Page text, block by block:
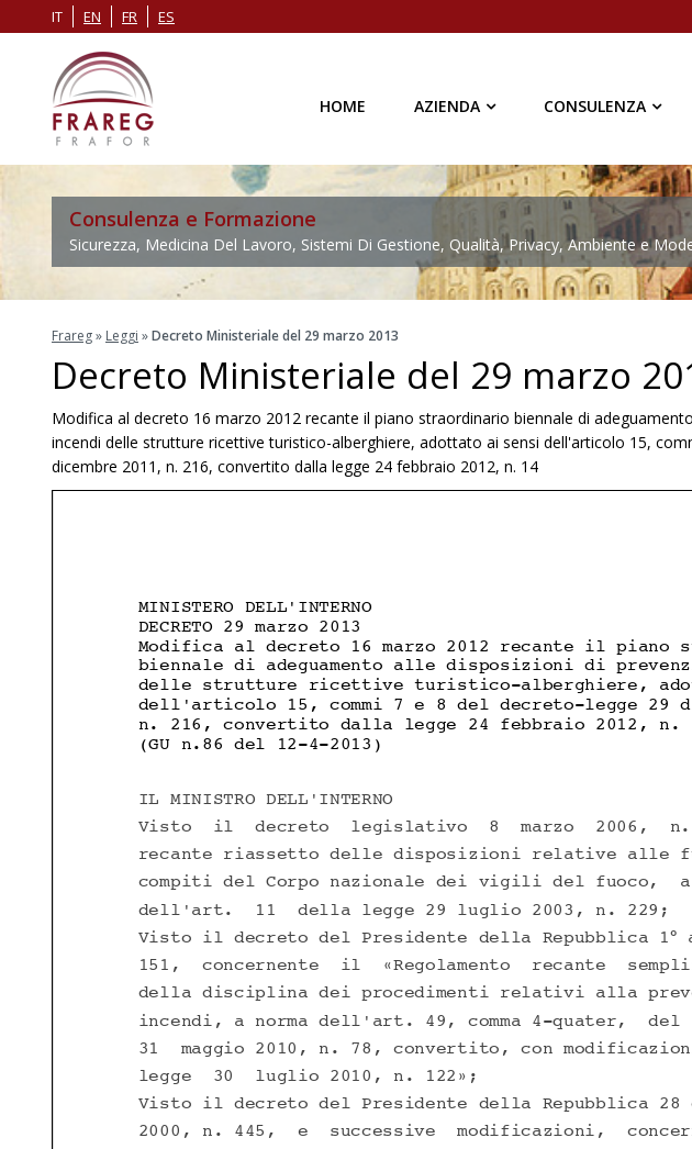
IT EN FR ES
HOME AZIENDA CONSULENZA
Consulenza e Formazione
Sicurezza, Medicina Del Lavoro, Sistemi Di Gestione, Qualità, Privacy, Ambiente e
Frareg» Leggi »Decreto Ministeriale del 29 marzo 2013
Decreto Ministeriale del 29 marzo
Modifica al decreto 16 marzo 2012 recante il piano straordinario biennale di
incendi delle strutture ricettive turistico-alberghiere, adottato ai sensi dell'articolo 15,
dicembre 2011, n. 216, convertito dalla legge 24 febbraio 2012, n. 14